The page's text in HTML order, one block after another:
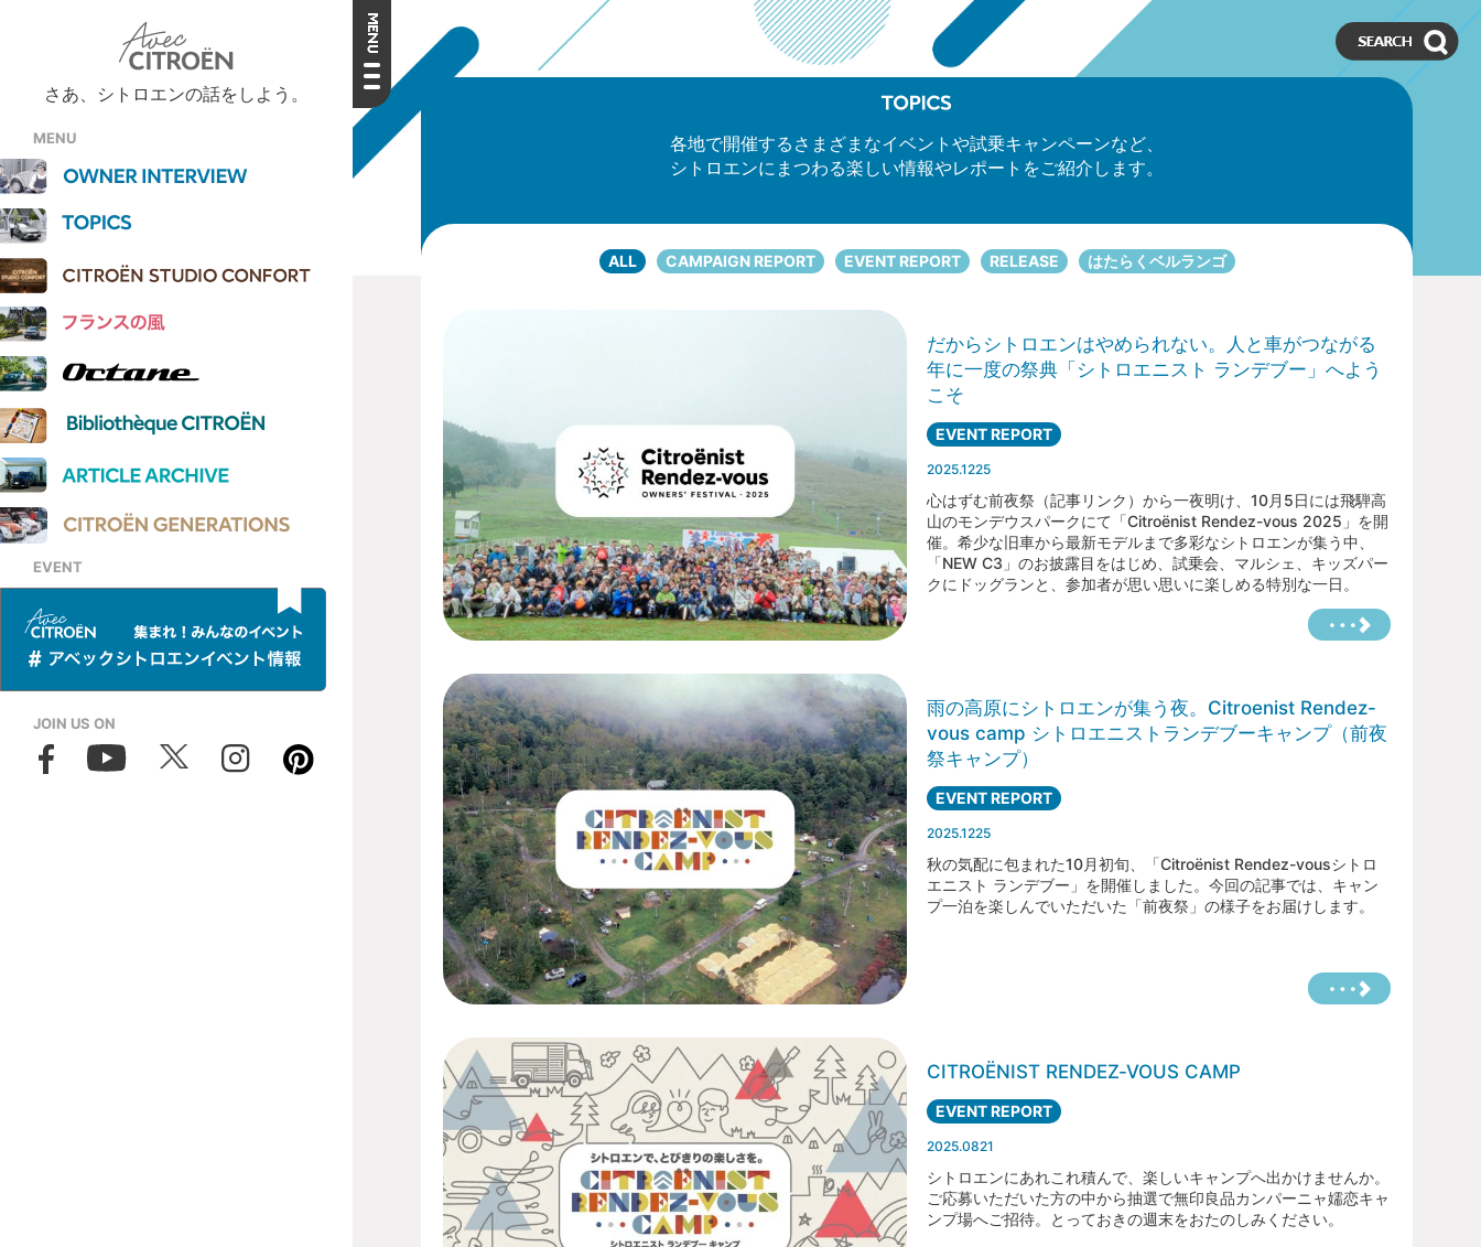
さあ、シトロエンの話をしよう。
MENU
EVENT
JOIN US ON
各地で開催するさまざまなイベントや試乗キャンペーンなど、
シトロエンにまつわる楽しい情報やレポートをご紹介します。
ALL CAMPAIGN REPORT EVENT REPORT RELEASE はたらくベルランゴ
だからシトロエンはやめられない。人と車がつながる
年に一度の祭典「シトロエニスト ランデブー」へよう
こそ
EVENT REPORT
2025.1225
心はずむ前夜祭（記事リンク）から一夜明け、10月5日には飛騨高
山のモンデウスパークにて「Citroënist Rendez-vous 2025」を開
催。希少な旧車から最新モデルまで多彩なシトロエンが集う中、
「NEW C3」のお披露目をはじめ、試乗会、マルシェ、キッズパー
クにドッグランと、参加者が思い思いに楽しめる特別な一日。
雨の高原にシトロエンが集う夜。Citroenist Rendez-
vous camp シトロエニストランデブーキャンプ（前夜
祭キャンプ）
EVENT REPORT
2025.1225
秋の気配に包まれた10月初旬、「Citroënist Rendez-vousシトロ
エニスト ランデブー」を開催しました。今回の記事では、キャン
プ一泊を楽しんでいただいた「前夜祭」の様子をお届けします。
CITROËNIST RENDEZ-VOUS CAMP
EVENT REPORT
2025.0821
シトロエンにあれこれ積んで、楽しいキャンプへ出かけませんか。
ご応募いただいた方の中から抽選で無印良品カンパーニャ嬬恋キャ
ンプ場へご招待。とっておきの週末をおたのしみください。